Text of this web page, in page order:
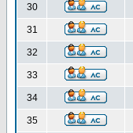
30
31
32
33
34
35